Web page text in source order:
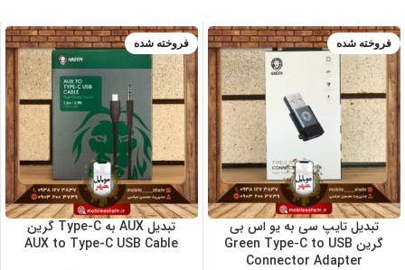
فروخته شده
تبدیل تایپ سی به یو اس بی
گرین Green Type-C to USB
Connector Adapter
فروخته شده
تبدیل AUX به Type-C گرین
AUX to Type-C USB Cable